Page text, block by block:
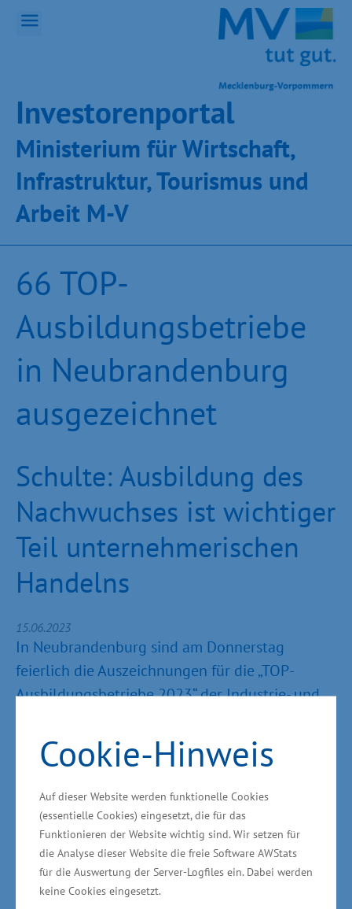
Cookie-Hinweis
Auf dieser Website werden funktionelle Cookies
(essentielle Cookies) eingesetzt, die für das
Funktionieren der Website wichtig sind. Wir setzen für
die Analyse dieser Website die freie Software AWStats
für die Auswertung der Server-Logfiles ein. Dabei werden
keine Cookies eingesetzt.
Inves­toren­por­tal
Ministeri­um für Wirt­schaft,
Infra­struk­tur, Tou­ris­mus und
Ar­beit M-V
66 TOP-
Ausbildungsbetriebe
in Neubrandenburg
ausgezeichnet
Schulte: Ausbildung des
Nachwuchses ist wichtiger
Teil unternehmerischen
Handelns
15.06.2023
In Neubrandenburg sind am Donnerstag
feierlich die Auszeichnungen für die „TOP-
Ausbildungsbetriebe 2023“ der Industrie- und
östliche Mecklenburg-Vorpommern (IHK)
übergeben worden. „Wir wollen die besonderen
Leistungen der Unternehmen für eine
hochwertige Ausbildung junger Menschen bei
der Berufsorientierung und der
Fachkräfteentwicklung öffentlichkeitswirksam
würdigen. Die ausgezeichneten Betriebe